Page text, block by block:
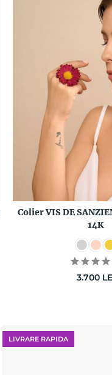
Colier VIS DE
14K
3.700
LIVRARE RAPIDA